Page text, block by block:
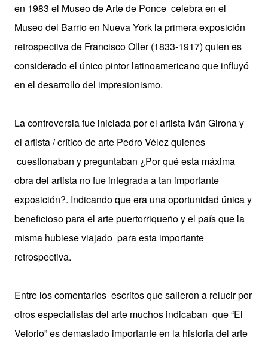
en 1983 el Museo de Arte de Ponce celebra en el
Museo del Barrio en Nueva York la primera exposición
retrospectiva de Francisco Oller (1833-1917) quien es
considerado el único pintor latinoamericano que influyó
en el desarrollo del impresionismo.
La controversia fue iniciada por el artista Iván Girona y
el artista / crítico de arte Pedro Vélez quienes
cuestionaban y preguntaban ¿Por qué esta máxima
obra del artista no fue integrada a tan importante
exposición?. Indicando que era una oportunidad única y
beneficioso para el arte puertorriqueño y el país que la
misma hubiese viajado para esta importante
retrospectiva.
Entre los comentarios escritos que salieron a relucir por
otros especialistas del arte muchos indicaban que “El
Velorio” es demasiado importante en la historia del arte